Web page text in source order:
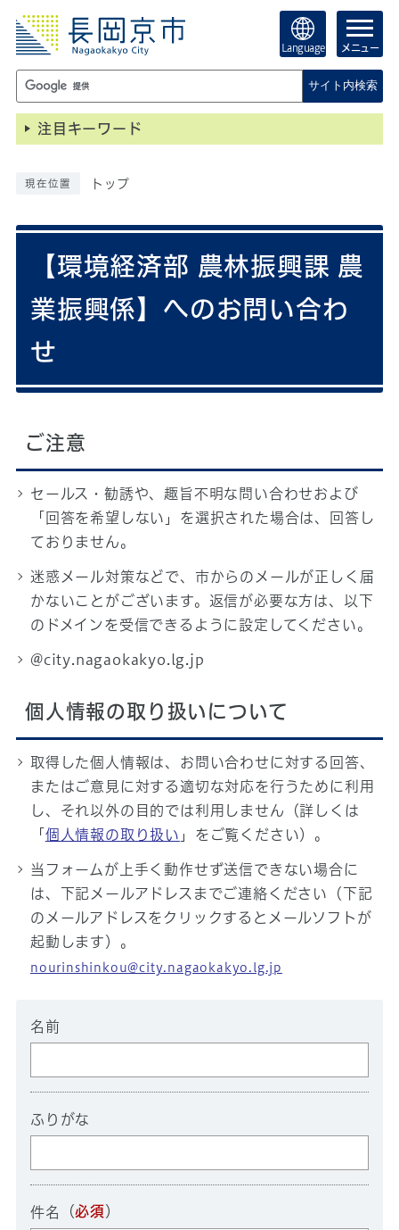
Language メニュー
サイト内検索
注目キーワード
現在位置 トップ
【環境経済部 農林振興課 農
業振興係】へのお問い合わ
せ
ご注意
セールス・勧誘や、趣旨不明な問い合わせおよび
「回答を希望しない」を選択された場合は、回答し
ておりません。
迷惑メール対策などで、市からのメールが正しく届
かないことがございます。返信が必要な方は、以下
のドメインを受信できるように設定してください。
@city.nagaokakyo.lg.jp
個人情報の取り扱いについて
取得した個人情報は、お問い合わせに対する回答、
またはご意見に対する適切な対応を行うために利用
し、それ以外の目的では利用しません（詳しくは
「 個人情報の取り扱い 」をご覧ください）。
当フォームが上手く動作せず送信できない場合に
は、下記メールアドレスまでご連絡ください（下記
のメールアドレスをクリックするとメールソフトが
起動します）。
nourinshinkou@city.nagaokakyo.lg.jp
名前
ふりがな
件名 （必須 ）